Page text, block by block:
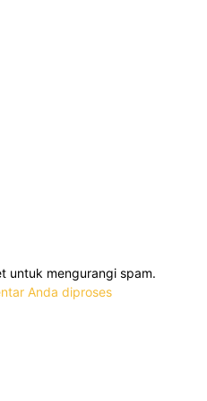
untuk mengurangi spam.
Anda diproses